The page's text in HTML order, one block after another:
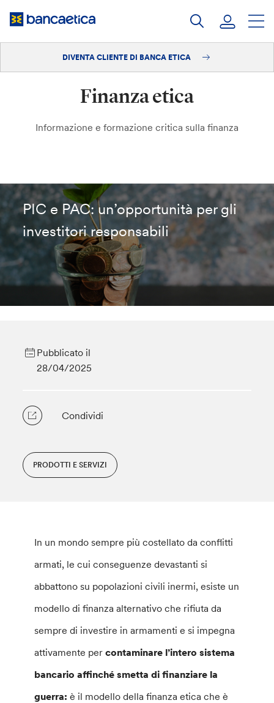
DIVENTA CLIENTE DI BANCA ETICA
Finanza etica
Informazione e formazione critica sulla finanza
PIC e PAC: un’opportunità per gli
investitori responsabili
Pubblicato il
28/04/2025
Condividi
PRODOTTI E SERVIZI
In un mondo sempre più costellato da conflitti
armati, le cui conseguenze devastanti si
abbattono su popolazioni civili inermi, esiste un
modello di finanza alternativo che rifiuta da
sempre di investire in armamenti e si impegna
attivamente percontaminare l’intero sistema
bancario affinché smetta di finanziare la
guerra:è il modello della finanza etica che è